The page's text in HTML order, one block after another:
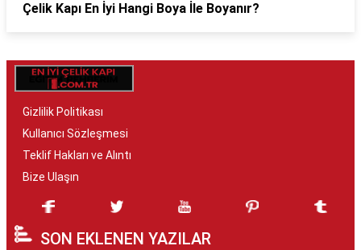
Çelik Kapı En İyi Hangi Boya İle Boyanır?
Gizlilik Politikası
Kullanıcı Sözleşmesi
Teklif Hakları ve Alıntı
Bize Ulaşın
SON EKLENEN YAZILAR